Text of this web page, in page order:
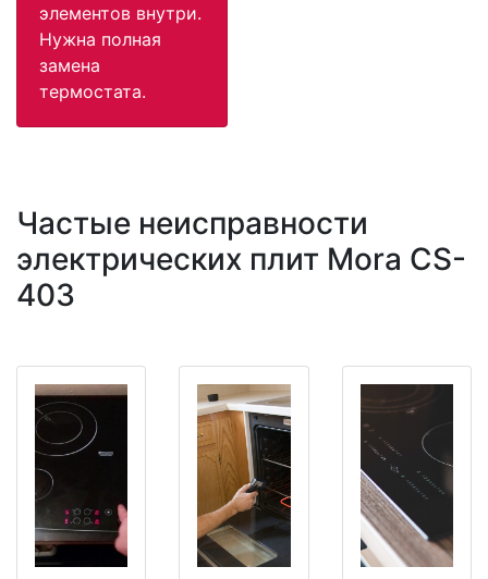
элементов внутри.
Нужна полная
замена
термостата.
Частые неисправности
электрических плит Mora CS-
403